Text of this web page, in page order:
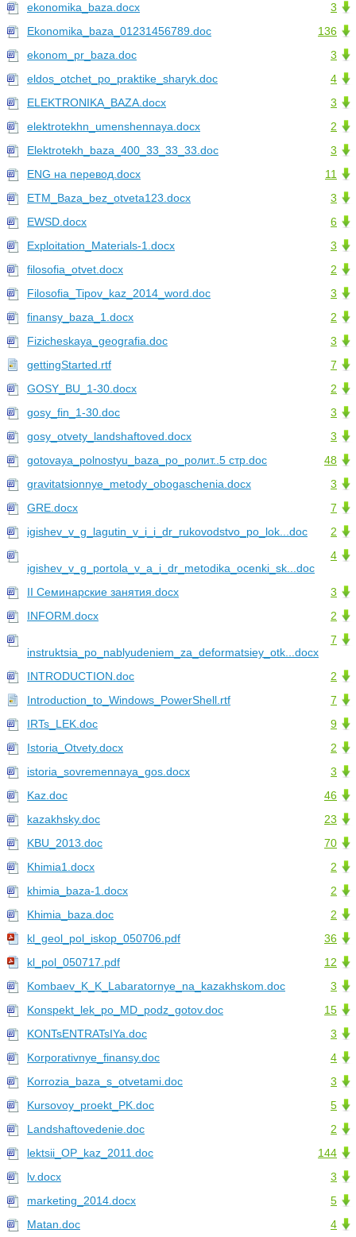
3
ekonomika_baza.docx
136
Ekonomika_baza_01231456789.doc
3
ekonom_pr_baza.doc
4
eldos_otchet_po_praktike_sharyk.doc
3
ELEKTRONIKA_BAZA.docx
2
elektrotekhn_umenshennaya.docx
3
Elektrotekh_baza_400_33_33_33.doc
11
ENG на перевод.docx
3
ETM_Baza_bez_otveta123.docx
6
EWSD.docx
3
Exploitation_Materials-1.docx
2
filosofia_otvet.docx
3
Filosofia_Tipov_kaz_2014_word.doc
2
finansy_baza_1.docx
3
Fizicheskaya_geografia.doc
7
gettingStarted.rtf
2
GOSY_BU_1-30.docx
3
gosy_fin_1-30.doc
3
gosy_otvety_landshaftoved.docx
48
gotovaya_polnostyu_baza_po_poлит..5 стр.doc
3
gravitatsionnye_metody_obogaschenia.docx
7
GRE.docx
2
igishev_v_g_lagutin_v_i_i_dr_rukovodstvo_po_lok...doc
4
igishev_v_g_portola_v_a_i_dr_metodika_ocenki_sk...doc
3
II Семинарские занятия.docx
2
INFORM.docx
7
instruktsia_po_nablyudeniem_za_deformatsiey_otk...docx
2
INTRODUCTION.doc
7
Introduction_to_Windows_PowerShell.rtf
9
IRTs_LEK.doc
2
Istoria_Otvety.docx
3
istoria_sovremennaya_gos.docx
46
Kaz.doc
23
kazakhsky.doc
70
KBU_2013.doc
2
Khimia1.docx
2
khimia_baza-1.docx
2
Khimia_baza.doc
36
kl_geol_pol_iskop_050706.pdf
12
kl_pol_050717.pdf
3
Kombaev_K_K_Labaratornye_na_kazakhskom.doc
15
Konspekt_lek_po_MD_podz_gotov.doc
3
KONTsENTRATsIYa.doc
4
Korporativnye_finansy.doc
3
Korrozia_baza_s_otvetami.doc
5
Kursovoy_proekt_PK.doc
2
Landshaftovedenie.doc
144
lektsii_OP_kaz_2011.doc
3
lv.docx
5
marketing_2014.docx
4
Matan.doc